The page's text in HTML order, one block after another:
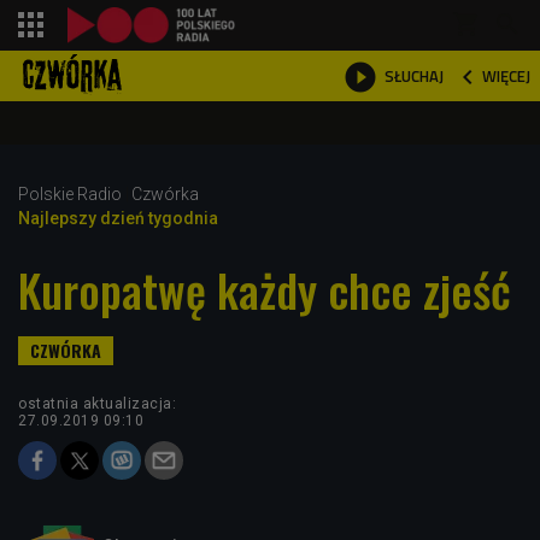
 SŁUCHAJ  WIĘCEJ

Polskie Radio
Czwórka
Najlepszy dzień tygodnia
Kuropatwę każdy chce zjeść
ostatnia aktualizacja:
27.09.2019 09:10